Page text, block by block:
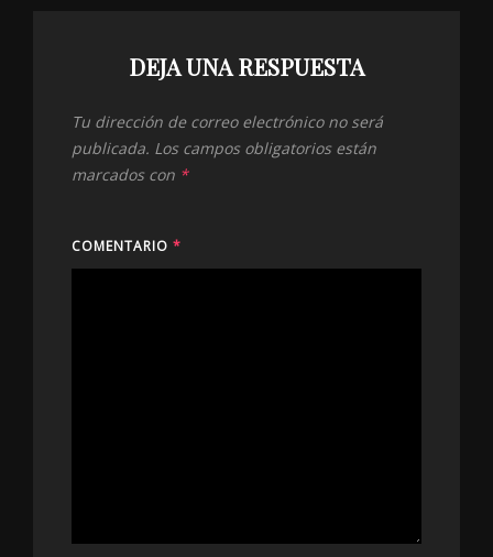
DEJA UNA RESPUESTA
Tu dirección de correo electrónico no será
publicada. Los campos obligatorios están
marcados con *
COMENTARIO *